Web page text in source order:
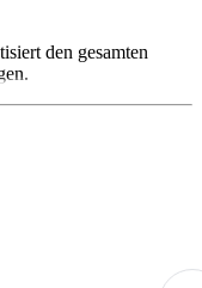
den gesamten